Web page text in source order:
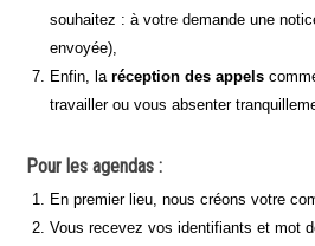
souhaitez : à votre demande une
envoyée),
Enfin, laréception des appels
travailler ou vous absenter
Pour les agendas :
En premier lieu, nous créons votre
Vous recevez vos identifiants et mot